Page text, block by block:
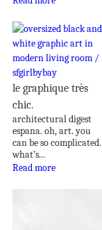
le graphique très
chic.
architectural digest
espana. oh, art. you
can be so complicated.
what’s...
Read more